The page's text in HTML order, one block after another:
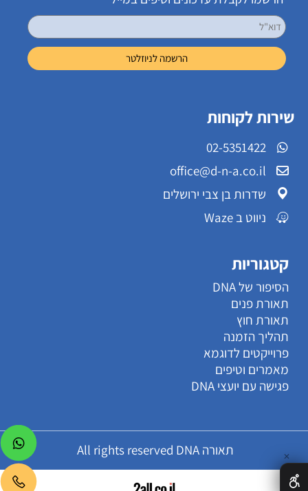
שירות לקוחות
02-5351422
office@d-n-a.co.il
שדרות בן צבי ירושלים
ניווט ב Waze
קטגוריות
הסיפור של DNA
תאורת פנים
תאורת חוץ
תהליך הזמנה
פרוייקטים לדוגמא
מאמרים וטיפים
פגישה עם יועצי DNA
תאורה All rights reserved DNA ✕